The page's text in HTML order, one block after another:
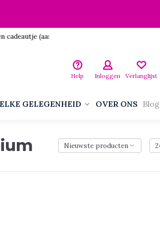
(aan jezelf)!
Help Inloggen Verlanglijst
GELEGENHEID OVER ONS Blog